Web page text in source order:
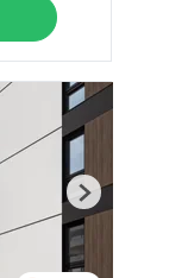
Next